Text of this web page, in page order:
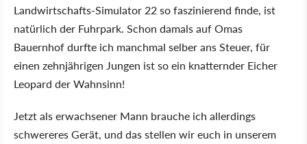
Landwirtschafts-Simulator 22 so faszinierend finde, ist
natürlich der Fuhrpark. Schon damals auf Omas
Bauernhof durfte ich manchmal selber ans Steuer, für
einen zehnjährigen Jungen ist so ein knatternder Eicher
Leopard der Wahnsinn!
Jetzt als erwachsener Mann brauche ich allerdings
schwereres Gerät, und das stellen wir euch in unserem